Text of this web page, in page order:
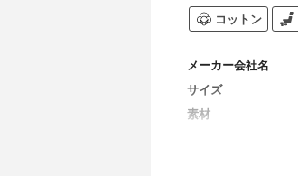
コットン
メーカー会社名
サイズ
素材